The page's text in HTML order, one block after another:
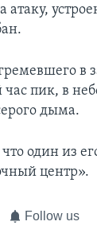
атаку,
в
пик, в
дыма.
один из
центр».
Follow us